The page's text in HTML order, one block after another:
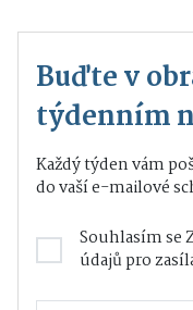
Buďte v
týdenním
Každý týden vám
do vaší e-mailové
Souhlasím se
údajůpro